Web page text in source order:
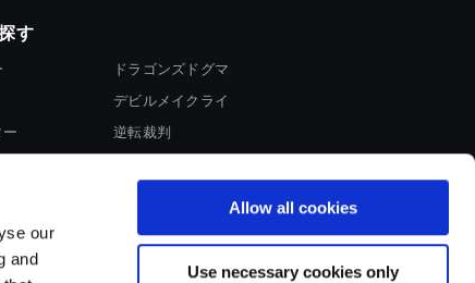
our
and
Allow all cookies
Use necessary cookies only
す
ドラゴンズドグマ
デビルメイクライ
逆転裁判